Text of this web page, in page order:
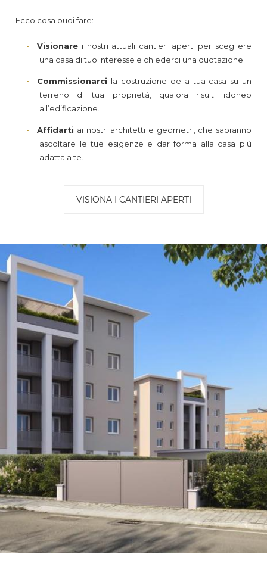
Ecco cosa puoi fare:
Visionare i nostri attuali cantieri aperti per scegliere
una casa di tuo interesse e chiederci una quotazione.
Commissionarci la costruzione della tua casa su un
terreno di tua proprietà, qualora risulti idoneo
all’edificazione.
Affidarti ai nostri architetti e geometri, che sapranno
ascoltare le tue esigenze e dar forma alla casa più
adatta a te.
VISIONA I CANTIERI APERTI